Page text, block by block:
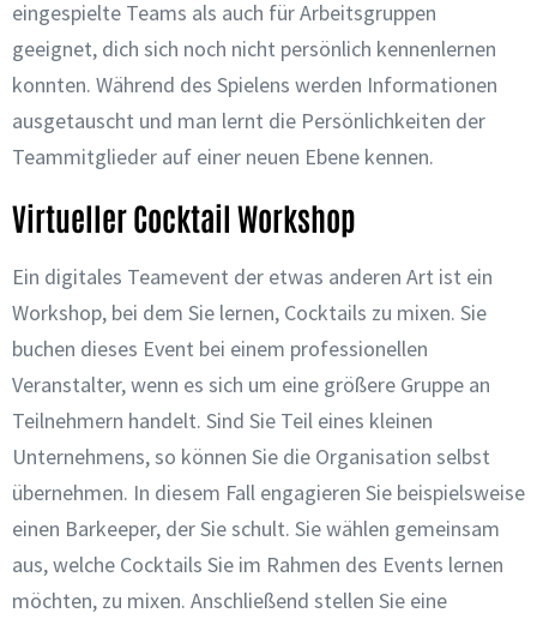
eingespielte Teams als auch für Arbeitsgruppen
geeignet, dich sich noch nicht persönlich kennenlernen
konnten. Während des Spielens werden Informationen
ausgetauscht und man lernt die Persönlichkeiten der
Teammitglieder auf einer neuen Ebene kennen.
Virtueller Cocktail Workshop
Ein digitales Teamevent der etwas anderen Art ist ein
Workshop, bei dem Sie lernen, Cocktails zu mixen. Sie
buchen dieses Event bei einem professionellen
Veranstalter, wenn es sich um eine größere Gruppe an
Teilnehmern handelt. Sind Sie Teil eines kleinen
Unternehmens, so können Sie die Organisation selbst
übernehmen. In diesem Fall engagieren Sie beispielsweise
einen Barkeeper, der Sie schult. Sie wählen gemeinsam
aus, welche Cocktails Sie im Rahmen des Events lernen
möchten, zu mixen. Anschließend stellen Sie eine